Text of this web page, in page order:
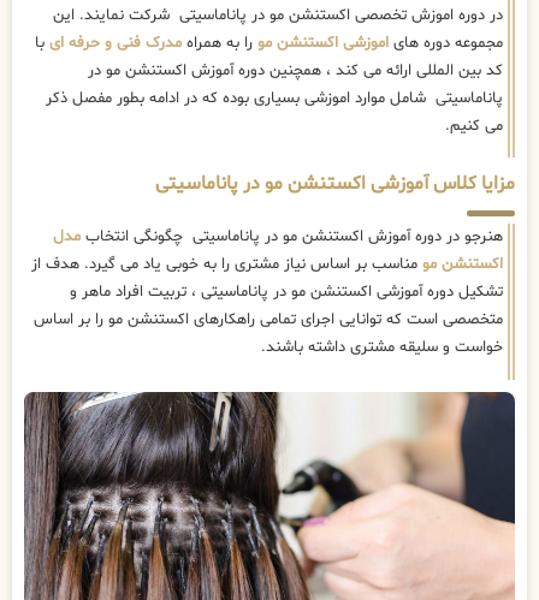
در دوره اموزش تخصصی اکستنشن مو در پاناماسیتی شرکت نمایند. این
مجموعه دوره های اموزشی اکستنشن مو را به همراه مدرک فنی و حرفه ای با
کد بین المللی ارائه می کند ، همچنین دوره آموزش اکستنشن مو در
پاناماسیتی شامل موارد اموزشی بسیاری بوده که در ادامه بطور مفصل ذکر
می کنیم.
مزایا کلاس آموزشی اکستنشن مو در پاناماسیتی
هنرجو در دوره آموزش اکستنشن مو در پاناماسیتی چگونگی انتخاب مدل
اکستنشن مو مناسب بر اساس نیاز مشتری را به خوبی یاد می گیرد. هدف از
تشکیل دوره آموزشی اکستنشن مو در پاناماسیتی ، تربیت افراد ماهر و
متخصصی است که توانایی اجرای تمامی راهکارهای اکستنشن مو را بر اساس
خواست و سلیقه مشتری داشته باشند.